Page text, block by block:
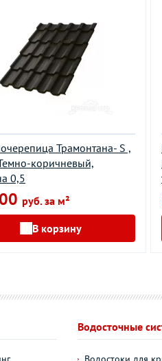
Трамонтана- S ,
коричневый,
0,5
руб. за м²
В корзину
Водосточные